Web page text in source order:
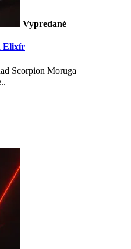
Vypredané
Elixír
Scorpion Moruga